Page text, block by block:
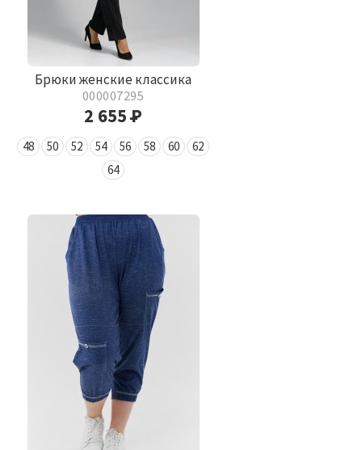
Брюки женские классика
000007295
2 655Р
48 50 52 54 56 58 60
62
64